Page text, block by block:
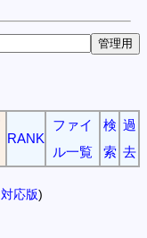
RANK
ファイ
ル一覧
検
索
過
去
応版)